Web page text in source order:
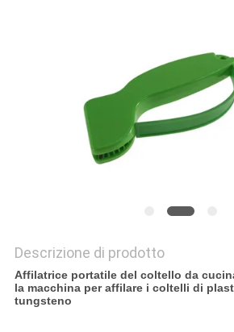
Descrizione di prodotto
Affilatrice portatile del coltello da
la macchina per affilare i coltelli di
tungsteno